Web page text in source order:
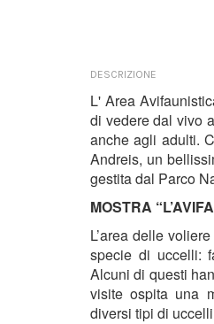
DESCRIZIONE
L' Area
di vedere dal vivo
anche agli adulti.
Andreis, un
gestita dal Parco
MOSTRA
L’area delle
specie di uccelli:
Alcuni di questi
visite ospita una
diversi tipi di